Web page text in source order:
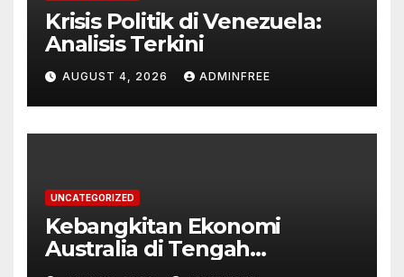
Krisis Politik di Venezuela:
Analisis Terkini
AUGUST 4, 2026 ADMINFREE
UNCATEGORIZED
Kebangkitan Ekonomi
Australia di Tengah
Tantangan Global